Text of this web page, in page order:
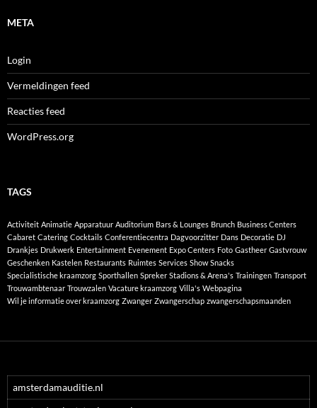
META
Login
Vermeldingen feed
Reacties feed
WordPress.org
TAGS
Activiteit Animatie Apparatuur Auditorium Bars & Lounges Brunch Business Centers
Cabaret Catering Cocktails Conferentiecentra Dagvoorzitter Dans Decoratie DJ
Drankjes Drukwerk Entertainment Evenement Expo Centers Foto Gastheer Gastvrouw
Geschenken Kastelen Restaurants Ruimtes Services Show Snacks
Specialistische kraamzorg Sporthallen Spreker Stadions & Arena's Trainingen Transport
Trouwambtenaar Trouwzalen Vacature kraamzorg Villa's Webpagina
Wil je informatie over kraamzorg Zwanger Zwangerschap zwangerschapsmaanden
amsterdamauditie.nl